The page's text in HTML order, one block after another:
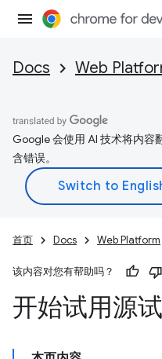
Docs Web
Google 会使用 AI 技术将内容
含错误。
首页 Docs Web Platform
该内容对您有帮助吗？
开始试用源